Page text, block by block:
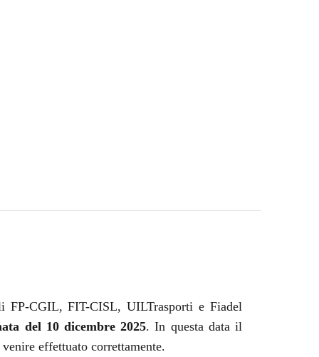
FP-CGIL, FIT-CISL, UILTrasporti e Fiadel
del 10 dicembre 2025. In questa data il
effettuato correttamente.